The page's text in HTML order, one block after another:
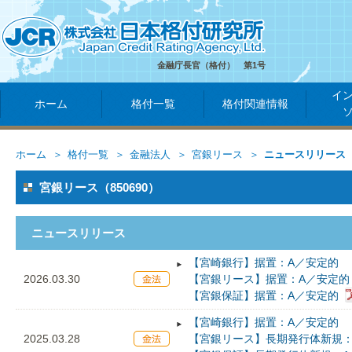
金融庁長官（格付） 第1号
ホーム 格付一覧 格付関連情報
イ
ホーム 格付一覧 金融法人 宮銀リース ニュースリリース
宮銀リース（850690）
ニュースリリース
2026.03.30
【宮崎銀行】据置：A／安定的
【宮銀リース】据置：A／安定的
【宮銀保証】据置：A／安定的
2025.03.28
【宮崎銀行】据置：A／安定的
【宮銀リース】長期発行体新規